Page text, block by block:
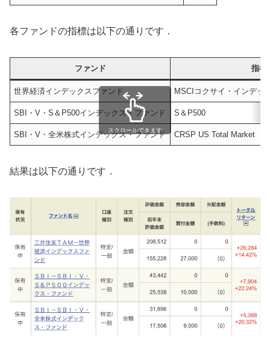
各ファンドの指標は以下の通りです．
ファンド 指標
世界経済インデックスファンド MSCIコクサイ・インデッ
SBI・V・S＆P500インデックス・ファンド S＆P500
SBI・V・全米株式インデックス・ファンド CRSP US Total Market
スクロールできます
結果は以下の通りです．